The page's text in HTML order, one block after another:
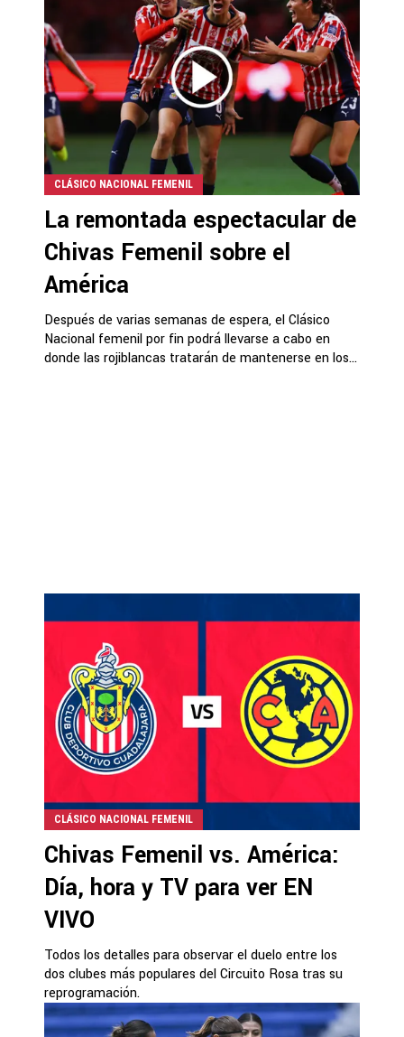
CLÁSICO NACIONAL FEMENIL
La remontada espectacular de
Chivas Femenil sobre el
América
Después de varias semanas de espera, el Clásico
Nacional femenil por fin podrá llevarse a cabo en
donde las rojiblancas tratarán de mantenerse en los...
CLÁSICO NACIONAL FEMENIL
Chivas Femenil vs. América:
Día, hora y TV para ver EN
VIVO
Todos los detalles para observar el duelo entre los
dos clubes más populares del Circuito Rosa tras su
reprogramación.